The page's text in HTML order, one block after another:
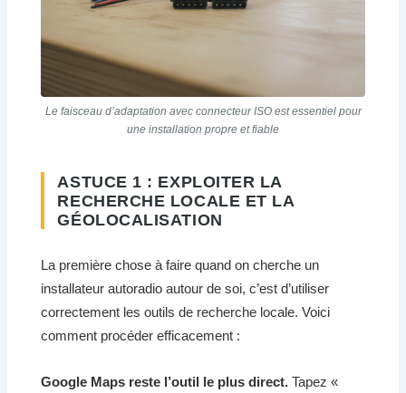
Le faisceau d’adaptation avec connecteur ISO est essentiel pour
une installation propre et fiable
ASTUCE 1 : EXPLOITER LA
RECHERCHE LOCALE ET LA
GÉOLOCALISATION
La première chose à faire quand on cherche un
installateur autoradio autour de soi, c’est d’utiliser
correctement les outils de recherche locale. Voici
comment procéder efficacement :
Google Maps reste l’outil le plus direct. Tapez «